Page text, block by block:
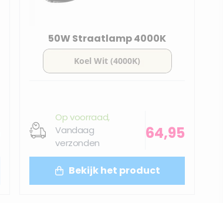
50W Straatlamp 4000K
Op voorraad,
Vandaag
verzonden
64,95
Bekijk het product